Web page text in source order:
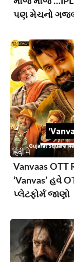
પણ મેચનો
Vanvaas OTT
‘Vanvas’ હવે
પ્લેટફોર્મ જાણો